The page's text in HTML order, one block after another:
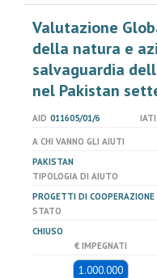
Valutazione
della natura e
salvaguardia
nel Pakistan
AID 011605/01/6
A CHI VANNO GLI AIUTI
PAKISTAN
TIPOLOGIA DI AIUTO
PROGETTI DI COOPERAZIONE
STATO
CHIUSO
€ IMPEGNATI
1.000.000